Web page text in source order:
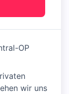
OP
wir uns